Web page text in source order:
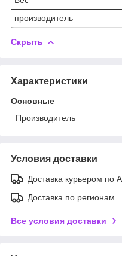
производитель
Скрыть
Характеристики
Основные
Производитель
Условия доставки
Доставка курьером по
Доставка по регионам
Все условия доставки